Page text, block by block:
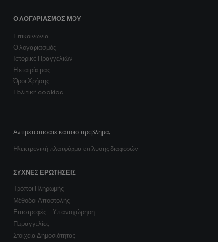
Ο ΛΟΓΑΡΙΑΣΜΌΣ ΜΟΥ
Επικοινωνία
Ο λογαριασμός
Ιστορικό Πραγγελιών
Η εταιρία μας
Όροι Χρήσης
Πολιτική cookies
Αντιμετωπίσατε κάποιο πρόβλημα;
Ηλεκτρονική πλατφόρμα επίλυσης διαφορών
ΣΥΧΝΈΣ ΕΡΩΤΉΣΕΙΣ
Τρόποι Πληρωμής
Μέθοδοι Αποστολής
Επιστροφές - Υπαναχώρηση
Παραγγελίες
Στοιχεία Δημοσιότητας